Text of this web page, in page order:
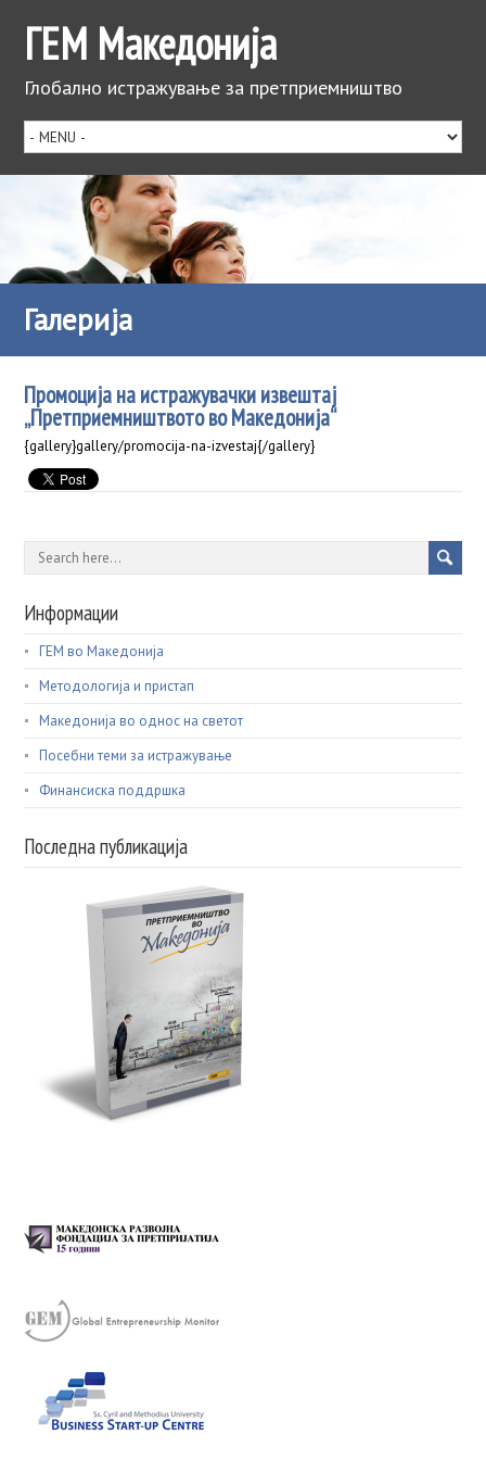
ГЕМ Македонија
Глобално истражување за претприемништво
Галерија
Промоција на истражувачки извештај
„Претприемништвото во Македонија“
{gallery}gallery/promocija-na-izvestaj{/gallery}
Информации
ГЕМ во Македонија
Методологија и пристап
Македонија во однос на светот
Посебни теми за истражување
Финансиска поддршка
Последна публикација